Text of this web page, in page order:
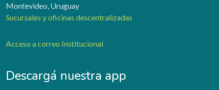
Montevideo, Uruguay
Sucursales y oficinas descentralizadas
Acceso a correo Institucional
Descargá nuestra app